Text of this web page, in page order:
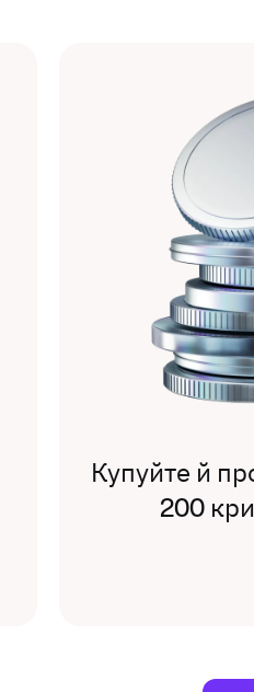
Купуйте й
200